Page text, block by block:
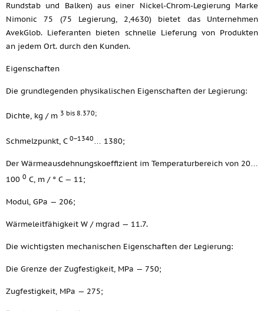
Rundstab und Balken) aus einer Nickel-Chrom-Legierung Marke
Nimonic 75 (75 Legierung, 2,4630) bietet das Unternehmen
AvekGlob. Lieferanten bieten schnelle Lieferung von Produkten
an jedem Ort. durch den Kunden.
Eigenschaften
Die grundlegenden physikalischen Eigenschaften der Legierung:
Dichte, kg / m 3 bis 8.370;
Schmelzpunkt, C 0−1340… 1380;
Der Wärmeausdehnungskoeffizient im Temperaturbereich von 20…
100 0 C, m / ° C — 11;
Modul, GPa — 206;
Wärmeleitfähigkeit W / mgrad — 11.7.
Die wichtigsten mechanischen Eigenschaften der Legierung:
Die Grenze der Zugfestigkeit, MPa — 750;
Zugfestigkeit, MPa — 275;